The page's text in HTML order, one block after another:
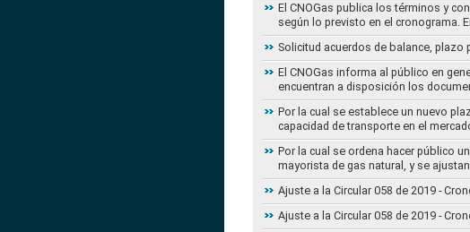
El CNOGas publica los términos y
según lo previsto en el cronograma.
Solicitud acuerdos de balance,
El CNOGas informa al público en
encuentran a disposición los
Por la cual se establece un nuevo
capacidad de transporte en el
Por la cual se ordena hacer público
mayorista de gas natural, y se
Ajuste a la Circular 058 de 2019 -
Ajuste a la Circular 058 de 2019 -